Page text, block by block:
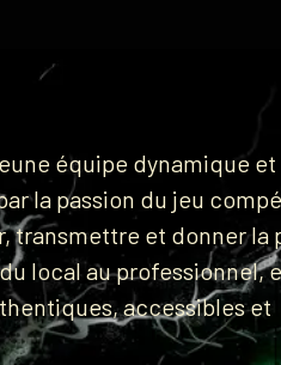
équipe dynamique et
la passion du jeu
transmettre et donner la
local au professionnel,
accessibles et